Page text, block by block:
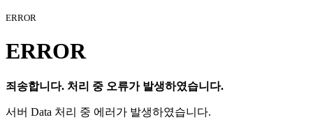
ERROR
ERROR
죄송합니다. 처리 중 오류가 발생하였습니다.
서버 Data 처리 중 에러가 발생하였습니다.